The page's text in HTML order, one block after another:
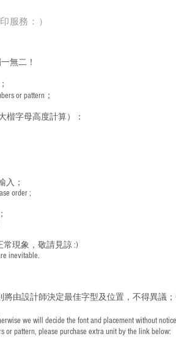
服務：）
無二！
or pattern；
楷字母高度計算）：
入；
order ;
現象，敬請見諒 :)
inevitable.
由設計師決定最佳字型及位置，不得異議
we will decide the font and placement without
or pattern, please purchase extra unit by the link below: